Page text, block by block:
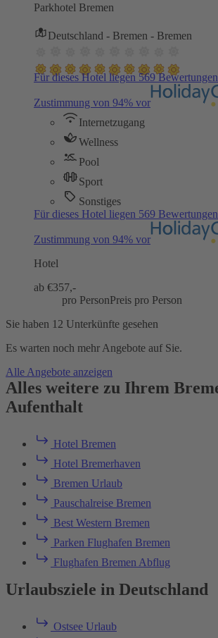
Parkhotel Bremen
Deutschland - Bremen - Bremen
Für dieses Hotel liegen 569
Zustimmung von 94% vor
Internetzugang
Wellness
Pool
Sport
Sonstiges
Für dieses Hotel liegen 569
Zustimmung von 94% vor
Hotel
ab €357,-
pro PersonPreis pro Person
Sie haben 12 Unterkünfte gesehen
Es warten noch mehr Angebote auf Sie.
Alle Angebote anzeigen
Alles weitere zu Ihrem
Aufenthalt
Hotel Bremen
Hotel Bremerhaven
Bremen Urlaub
Pauschalreise Bremen
Best Western Bremen
Parken Flughafen Bremen
Flughafen Bremen Abflug
Urlaubsziele in Deutschland
Ostsee Urlaub